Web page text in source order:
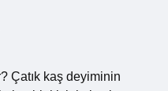
Çatık kaş deyiminin